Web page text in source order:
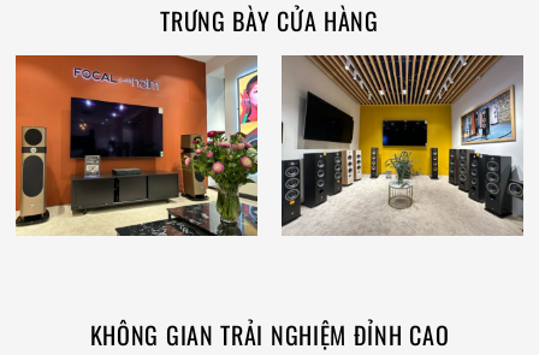
TRƯNG BÀY CỬA HÀNG
KHÔNG GIAN TRẢI NGHIỆM ĐỈNH CAO